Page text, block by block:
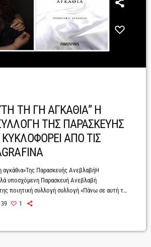
ΤΗ ΓΗ ΑΓΚΑΘΙΑ” Η
ΤΗΣ ΠΑΡΑΣΚΕΥΗΣ
ΑΠΟ ΤΙΣ
αγκάθια»Της Παρασκευής ΑνεβλαβήΗ
υποσχόμενη Παρασκευή Ανεβλαβή
ποιητική συλλογή συλλογή «Πάνω σε αυτή τη
Agrafina.Μια ποιητική συλλογή που
μου ή άλλων. Σε οποιοδήποτε κι αν ανήκει,
39 1